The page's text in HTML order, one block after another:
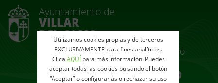
Utilizamos cookies propias y de terceros
EXCLUSIVAMENTE para fines analíticos.
Clica AQUÍpara más información. Puedes
aceptar todas las cookies pulsando el botón
“Aceptar” o configurarlas o rechazar su uso
Ayuntamiento de
VILLAR
DEL OLMO